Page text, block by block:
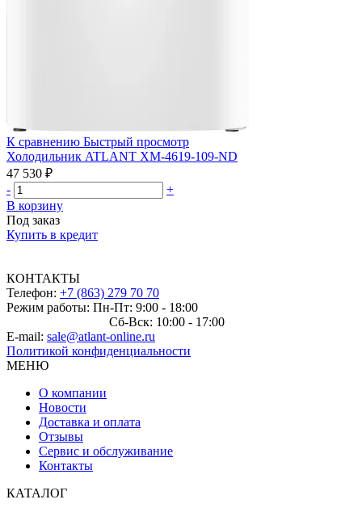
К сравнению Быстрый просмотр
Холодильник ATLANT ХМ-4619-109-ND
47 530 ₽
-
+
В корзину
Под заказ
Купить в кредит
КОНТАКТЫ
Телефон: +7 (863) 279 70 70
Режим работы: Пн-Пт: 9:00 - 18:00
Сб-Вск: 10:00 - 17:00
E-mail: sale@atlant-online.ru
Политикой конфиденциальности
МЕНЮ
О компании
Новости
Доставка и оплата
Отзывы
Сервис и обслуживание
Контакты
КАТАЛОГ